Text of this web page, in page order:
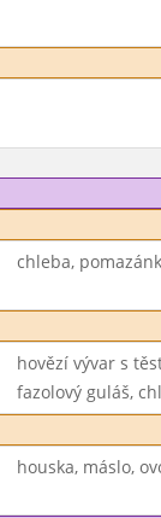
chleba,
hovězí vývar s
fazolový guláš,
houska, máslo,